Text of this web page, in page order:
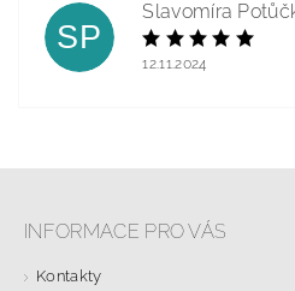
SP
Slavomíra
12.11.2024
INFORMACE PRO VÁS
Kontakty